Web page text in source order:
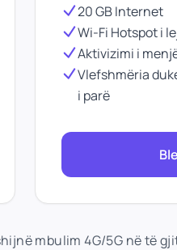
20 GB Internet
Wi-Fi Hotspot i
Aktivizimi i
Vlefshmëria
i parë
mbulim 4G/5G në të